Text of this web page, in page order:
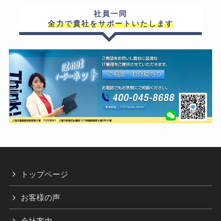
社員一同
全力で貴社をサポートいたします
トップページ
お客様の声